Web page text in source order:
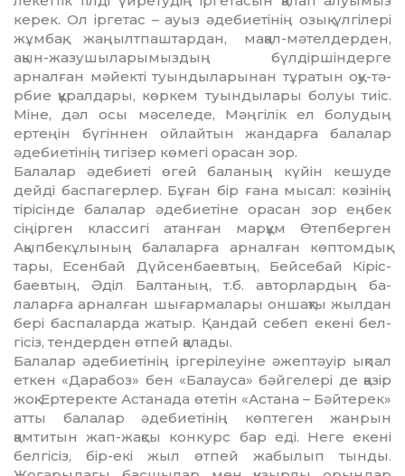
керек. Ол іргетас – ауыз әдебиетінің озық үлгілері
жұмбақ, жаңылтпаштардан, мақал-мәтелдерден,
ақын-жазушыларымыздың бүлдіршіндерге
арналған мәйекті туындыларынан тұратын оқу-тә­
рбие құралдары, көркем туындылары болуы тиіс.
Міне, дәл осы мәселеде, Мәңгілік ел болу­дың
ертеңін бүгіннен ойлайтын жандарға балалар
әдебиетінің тигізер көмегі орасан зор.
Балалар әдебиеті өгей баланың күйін кешуде
дейді баспагерлер. Бұған бір ғана мысал: көзінің
тірісінде балалар әдебиетіне орасан зор еңбек
сіңірген классигі атанған марқұм Өтепберген
Ақыпбекұлының балаларға арналған көптом­дық­
тары, Есенбай Дүйсенбаевтың, Бейсебай Кіріс­
баевтың, Әділ Балтаның, т.б. авторлардың ба­
лаларға арналған шығармалары оншақты жыл­дан
бері баспаларда жатыр. Қандай себеп екені бел­
гісіз, тендерден өтпей қалады.
Балалар әдебиетінің іргерілеуіне әжептәуір ық­пал
еткен «Дарабоз» бен «Балауса» бәйгелері де қазір
жоқ. Ертеректе Астанада өтетін «Астана – Бәйтерек»
атты балалар әдебиетінің көптеген жан­рын
қамтитын жап-жақсы конкурс бар еді. Неге екені
белгісіз, бір-екі жыл өтпей жабылып тын­ды.